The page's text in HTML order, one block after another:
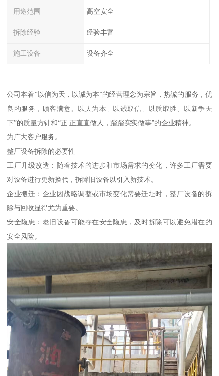
用途范围 高空安全
拆除经验 经验丰富
施工设备 设备齐全
公司本着“以信为天，以诚为本”的经营理念为宗旨，热诚的服务，优
良的服务，顾客满意。以人为本、以诚取信、以质取胜、以新争天
下”的质量方针和“正 正直直做人，踏踏实实做事”的企业精神。
为广大客户服务。
整厂设备拆除的必要性
工厂升级改造：随着技术的进步和市场需求的变化，许多工厂需要
对设备进行更新换代，拆除旧设备以引入新技术。
企业搬迁：企业因战略调整或市场变化需要迁址时，整厂设备的拆
除与回收显得尤为重要。
安全隐患：老旧设备可能存在安全隐患，及时拆除可以避免潜在的
安全风险。